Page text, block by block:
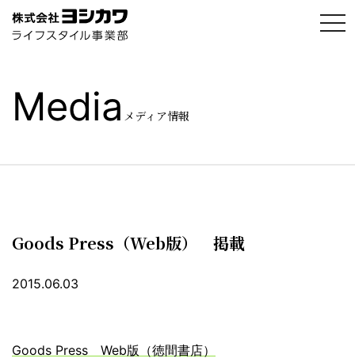
t
o
Media メディア情報
Goods Press（Web版） 掲載
2015.06.03
Goods Press Web版（徳間書店）